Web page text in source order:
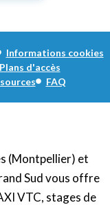
Informations cookies
Plans d'accès
FAQ
(Montpellier) et
Sud vous offre
VTC, stages de